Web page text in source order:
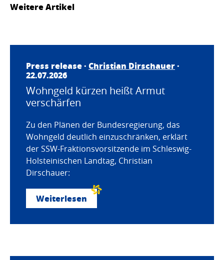
Weitere Artikel
Press release · Christian Dirschauer·
22.07.2026
Wohngeld kürzen heißt Armut
verschärfen
Zu den Plänen der Bundesregierung, das
Wohngeld deutlich einzuschränken, erklärt
der SSW-Fraktionsvorsitzende im Schleswig-
Holsteinischen Landtag, Christian
Dirschauer:
Weiterlesen